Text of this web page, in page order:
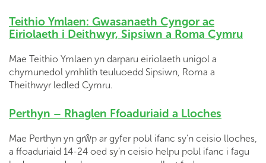
Teithio Ymlaen: Gwasanaeth Cyngor ac
Eiriolaeth i Deithwyr, Sipsiwn a Roma Cymru
Mae Teithio Ymlaen yn darparu eiriolaeth unigol a
chymunedol ymhlith teuluoedd Sipsiwn, Roma a
Theithwyr ledled Cymru.
Perthyn – Rhaglen Ffoaduriaid a Lloches
Mae Perthyn yn grŵp ar gyfer pobl ifanc sy’n ceisio lloches,
a ffoaduriaid 14-24 oed sy’n ceisio helpu pobl ifanc i fagu